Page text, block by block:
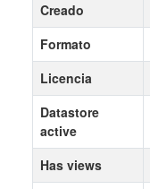
Creado
Formato
Licencia
Datastore
active
Has views